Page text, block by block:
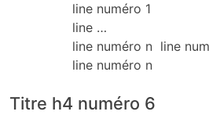
line numéro 1
line …
line numéro n line
line numéro n
Titre h4 numéro 6